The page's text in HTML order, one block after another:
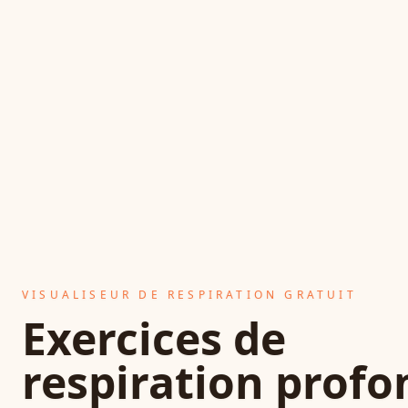
VISUALISEUR DE RESPIRATION GRATUIT
Exercices de
respiration